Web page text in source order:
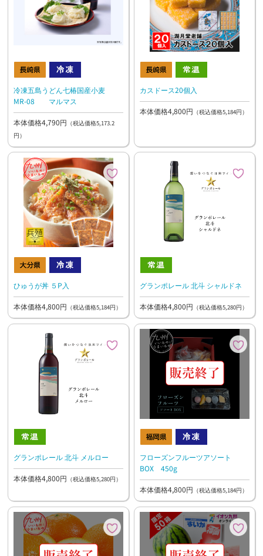
冷凍五島うどん七椿国産小麦
MR-08 マルマス
本体価格4,790円 （税込価格5,173.2
円）
カスドース20個入
本体価格4,800円 （税込価格5,184円）
ひゅうが丼 ５P入
本体価格4,800円 （税込価格5,184円）
グランポレール 北斗 シャルドネ
本体価格4,800円 （税込価格5,280円）
グランポレール 北斗 メルロー
本体価格4,800円 （税込価格5,280円）
フローズンフルーツアソート
BOX 450g
本体価格4,800円 （税込価格5,184円）